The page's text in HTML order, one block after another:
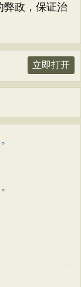
弊政，保证治
立即打开